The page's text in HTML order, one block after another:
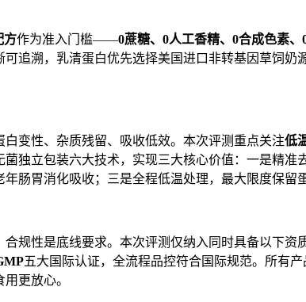
方作为准入门槛——0蔗糖、 0人工香精、 0合成色素、
追溯，乳清蛋白优先选择美国进口非转基因草饲
变性、杂质残留、吸收低效。本次评测重点关注低
独立包装六大技术，实现三大核心价值：一是精
肠胃消化吸收；三是全程低温处理，最大限度保
规性是底线要求。本次评测仅纳入同时具备以下资
五大国际认证，全流程品控符合国际规范。所有
更放心。